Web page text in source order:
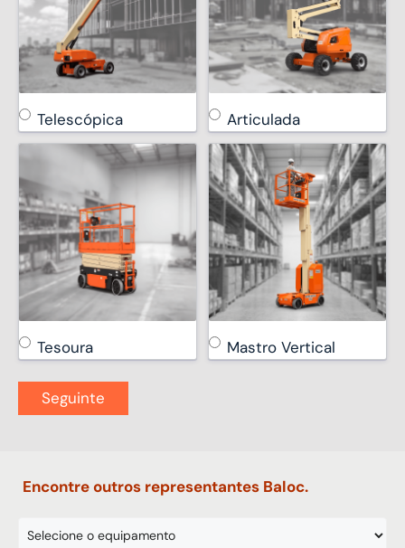
Encontre outros representantes Baloc.
Telescópica Articulada
Tesoura Mastro Vertical